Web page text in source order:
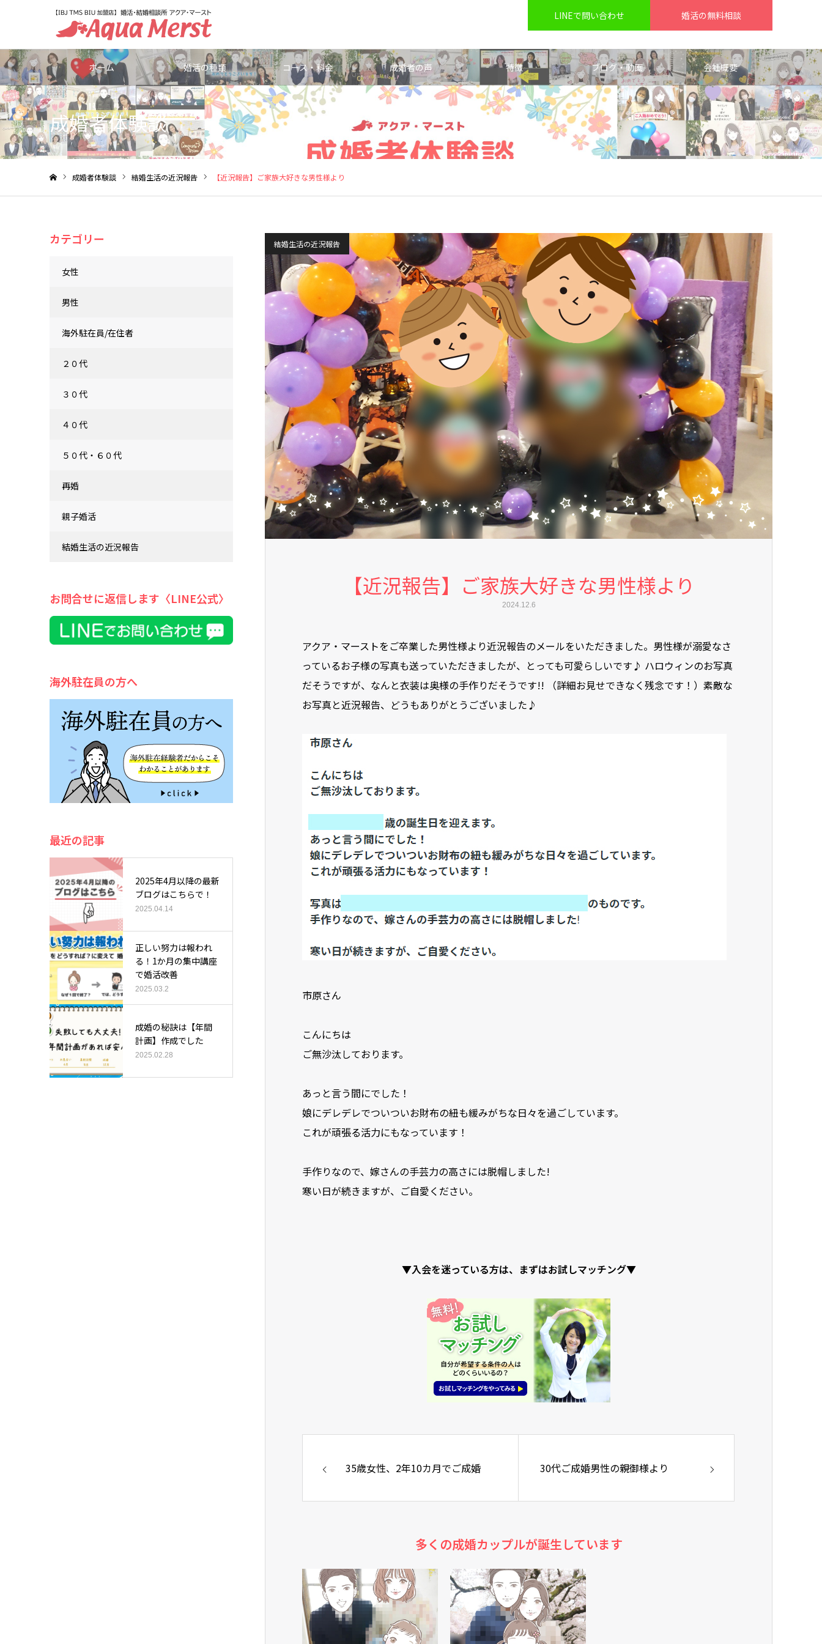
LINEで問い合わせ 婚活の無料相談
ホーム 婚活の種類 コース・料金 成婚者の声 特徴 ブログ・動画 会社概要
成婚者体験談
成婚者体験談 結婚生活の近況報告 【近況報告】ご家族大好きな男性様より
結婚生活の近況報告
【近況報告】ご家族大好きな男性様より
2024.12.6
アクア・マーストをご卒業した男性様より近況報告のメールをいただきました。男性様が溺愛なさ
っているお子様の写真も送っていただきましたが、とっても可愛らしいです♪ ハロウィンのお写真
だそうですが、なんと衣装は奥様の手作りだそうです!! （詳細お見せできなく残念です！）素敵な
お写真と近況報告、どうもありがとうございました♪
市原さん
こんにちは
ご無沙汰しております。
あっと言う間にでした！
娘にデレデレでついついお財布の紐も緩みがちな日々を過ごしています。
これが頑張る活力にもなっています！
手作りなので、嫁さんの手芸力の高さには脱帽しました!
寒い日が続きますが、ご自愛ください。
▼入会を迷っている方は、まずはお試しマッチング▼
35歳女性、2年10カ月でご成婚 30代ご成婚男性の親御様より
多くの成婚カップルが誕生しています
カテゴリー
女性
男性
海外駐在員/在住者
２０代
３０代
４０代
５０代・６０代
再婚
親子婚活
結婚生活の近況報告
お問合せに返信します〈LINE公式〉
海外駐在員の方へ
最近の記事
2025年4月以降の最新
ブログはこちらで！
2025.04.14
正しい努力は報われ
る！1か月の集中講座
で婚活改善
2025.03.2
成婚の秘訣は【年間
計画】作成でした
2025.02.28